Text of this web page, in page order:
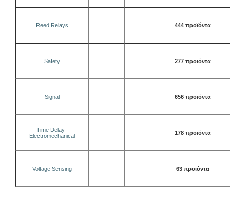
Reed Relays 444 προϊόντα
Safety 277 προϊόντα
Signal 656 προϊόντα
Time Delay -
Electromechanical
178 προϊόντα
Voltage Sensing 63 προϊόντα